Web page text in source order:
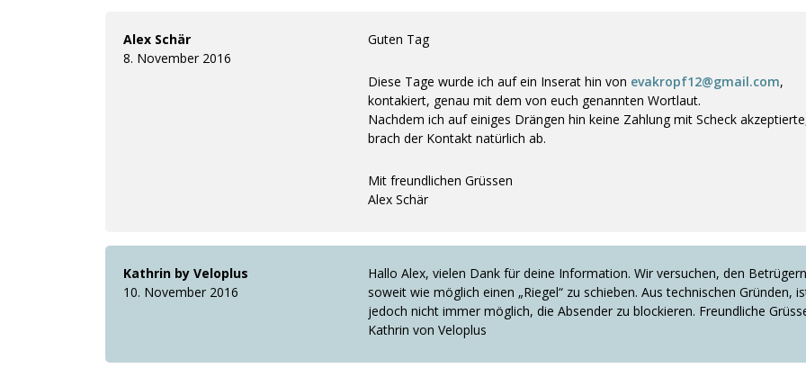
Alex Schär
8. November 2016
Guten Tag
Diese Tage wurde ich auf ein Inserat hin von evakropf12@gmail.com,
kontakiert, genau mit dem von euch genannten Wortlaut.
Nachdem ich auf einiges Drängen hin keine Zahlung mit Scheck
brach der Kontakt natürlich ab.
Mit freundlichen Grüssen
Alex Schär
Kathrin by Veloplus
10. November 2016
Hallo Alex, vielen Dank für deine Information. Wir versuchen, den Betrügern
soweit wie möglich einen „Riegel“ zu schieben. Aus technischen Gründen,
jedoch nicht immer möglich, die Absender zu blockieren. Freundliche
Kathrin von Veloplus